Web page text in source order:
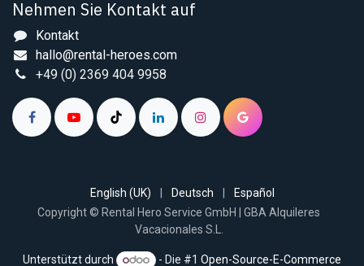
Nehmen Sie Kontakt auf
Kontakt
hallo@rental-heroes.com
+49 (0) 2369 404 9958
Copyright © Rental Hero Service GmbH | GBA Alquileres
Vacacionales S.L.
English (UK) Deutsch Español
Unterstützt durch - Die #1 Open-Source-E-Commerce